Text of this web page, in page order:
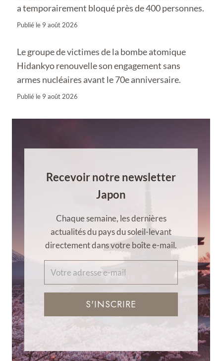
a temporairement bloqué près de 400 personnes.
Publié le 9 août 2026
Le groupe de victimes de la bombe atomique
Hidankyo renouvelle son engagement sans
armes nucléaires avant le 70e anniversaire.
Publié le 9 août 2026
Recevoir notre newsletter
Japon
Chaque semaine, les dernières
actualités du pays du soleil-levant
directement dans votre boîte e-mail.
S'INSCRIRE